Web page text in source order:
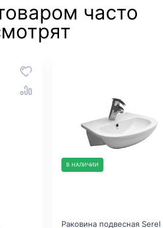
часто
В НАЛИЧИИ
Раковина подвесная Serel